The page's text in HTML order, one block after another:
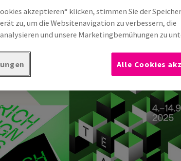
akzeptieren“ klicken, stimmen Sie der
zu, um die Websitenavigation zu verbessern, die
und unsere Marketingbemühungen zu
Alle Cookies